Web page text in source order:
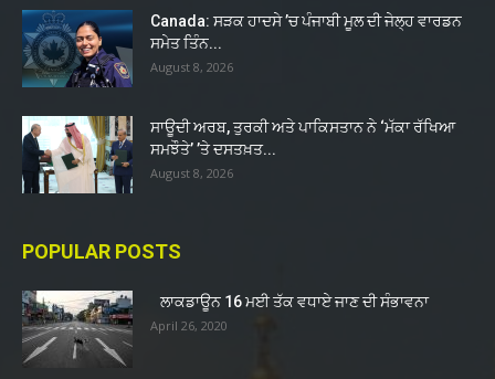
Canada: ਸੜਕ ਹਾਦਸੇ ’ਚ ਪੰਜਾਬੀ ਮੂਲ ਦੀ ਜੇਲ੍ਹ ਵਾਰਡਨ
ਸਮੇਤ ਤਿੰਨ...
August 8, 2026
ਸਾਊਦੀ ਅਰਬ, ਤੁਰਕੀ ਅਤੇ ਪਾਕਿਸਤਾਨ ਨੇ ‘ਮੱਕਾ ਰੱਖਿਆ
ਸਮਝੌਤੇ’ ’ਤੇ ਦਸਤਖ਼ਤ...
August 8, 2026
POPULAR POSTS
ਲਾਕਡਾਊਨ 16 ਮਈ ਤੱਕ ਵਧਾਏ ਜਾਣ ਦੀ ਸੰਭਾਵਨਾ
April 26, 2020